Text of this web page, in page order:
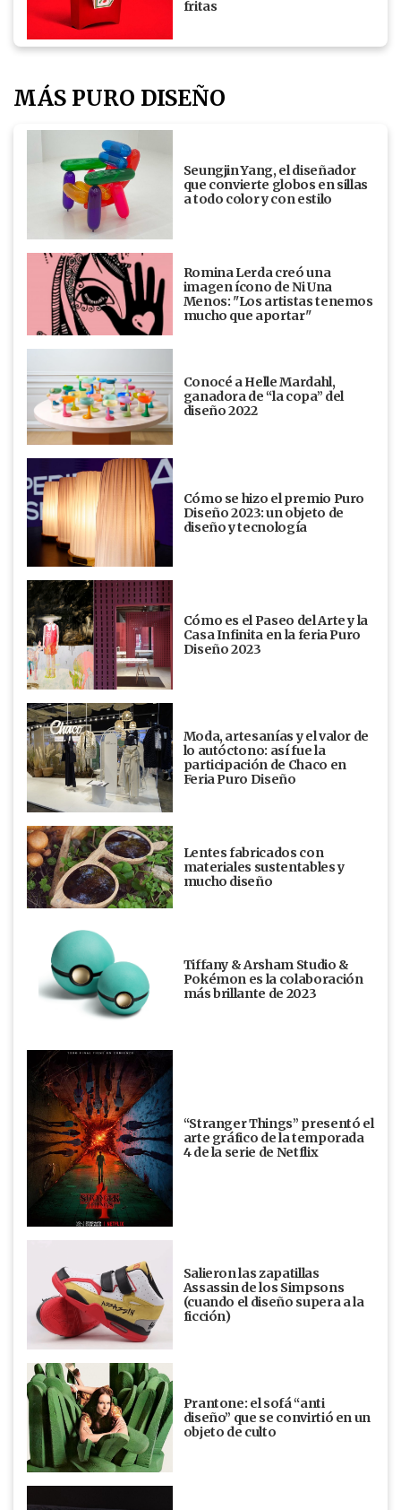
fritas
MÁS PURO DISEÑO
Seungjin Yang, el diseñador
que convierte globos en sillas
a todo color y con estilo
Romina Lerda creó una
imagen ícono de Ni Una
Menos: "Los artistas tenemos
mucho que aportar"
Conocé a Helle Mardahl,
ganadora de “la copa” del
diseño 2022
Cómo se hizo el premio Puro
Diseño 2023: un objeto de
diseño y tecnología
Cómo es el Paseo del Arte y la
Casa Infinita en la feria Puro
Diseño 2023
Moda, artesanías y el valor de
lo autóctono: así fue la
participación de Chaco en
Feria Puro Diseño
Lentes fabricados con
materiales sustentables y
mucho diseño
Tiffany & Arsham Studio &
Pokémon es la colaboración
más brillante de 2023
“Stranger Things” presentó el
arte gráfico de la temporada
4 de la serie de Netflix
Salieron las zapatillas
Assassin de los Simpsons
(cuando el diseño supera a la
ficción)
Prantone: el sofá “anti
diseño” que se convirtió en un
objeto de culto